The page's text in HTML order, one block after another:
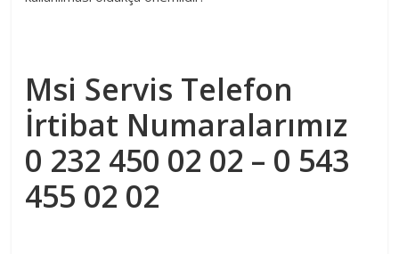
Msi Servis Telefon
İrtibat Numaralarımız
0 232 450 02 02 – 0 543
455 02 02